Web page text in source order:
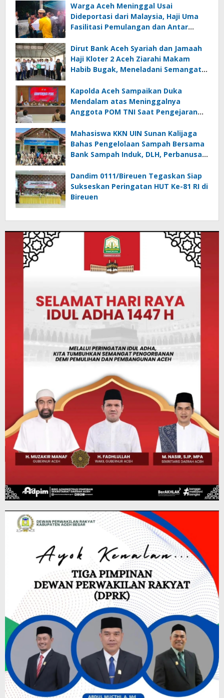
Warga Aceh Meninggal Usai
Dideportasi dari Malaysia, Haji Uma
Fasilitasi Pemulangan dan Antar
Dirut Bank Aceh Syariah dan Jamaah
Haji Kloter 2 Aceh Ziarahi Makam
Habib Bugak, Meneladani Semangat
Zaman
Kapolda Aceh Sampaikan Duka
Mendalam atas Meninggalnya
Anggota POM TNI Saat Pengejaran
Bireuen
Mahasiswa KKN UIN Sunan Kalijaga
Bahas Pengelolaan Sampah Bersama
Bank Sampah Induk, DLH, Perbanusa
Dandim 0111/Bireuen Tegaskan Siap
Sukseskan Peringatan HUT Ke-81 RI di
Bireuen